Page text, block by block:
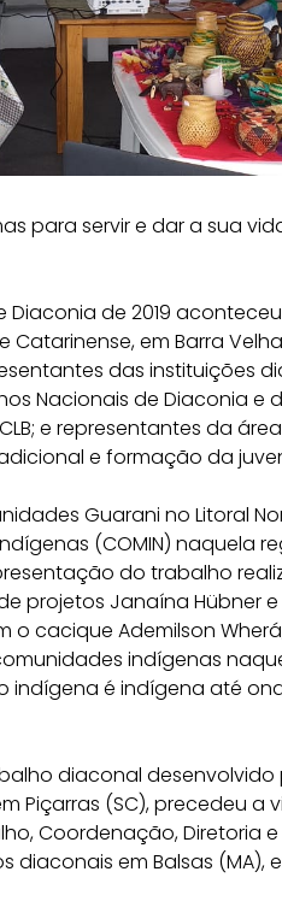
para servir e dar a sua
de 2019
em Barra
das instituições
Nacionais de Diaconia e
e representantes da
e formação da
Guarani no Litoral
(COMIN) naquela
do trabalho
projetos Janaína Hübner
o cacique Ademilson
indígenas
indígena é indígena até
diaconal desenvolvido
Piçarras (SC), precedeu a
Coordenação, Diretoria
em Balsas (MA),